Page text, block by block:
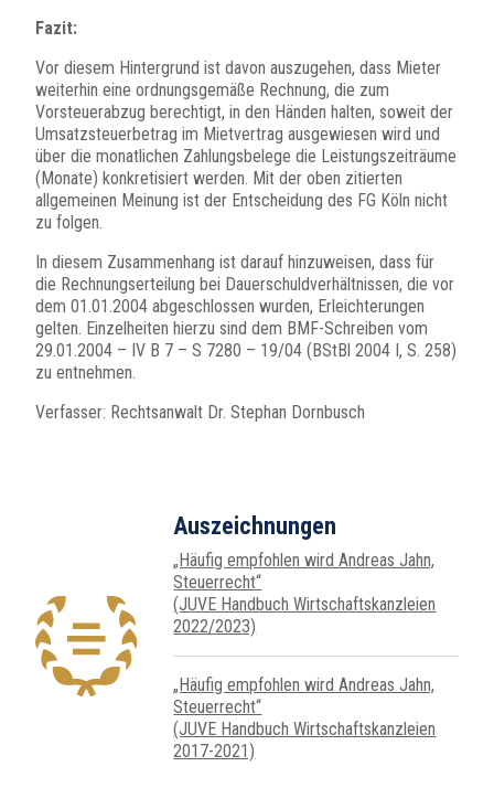
Fazit:
Vor diesem Hintergrund ist davon auszugehen, dass Mieter
weiterhin eine ordnungsgemäße Rechnung, die zum
Vorsteuerabzug berechtigt, in den Händen halten, soweit der
Umsatzsteuerbetrag im Mietvertrag ausgewiesen wird und
über die monatlichen Zahlungsbelege die Leistungszeiträume
(Monate) konkretisiert werden. Mit der oben zitierten
allgemeinen Meinung ist der Entscheidung des FG Köln nicht
zu folgen.
In diesem Zusammenhang ist darauf hinzuweisen, dass für
die Rechnungserteilung bei Dauerschuldverhältnissen, die vor
dem 01.01.2004 abgeschlossen wurden, Erleichterungen
gelten. Einzelheiten hierzu sind dem BMF-Schreiben vom
29.01.2004 – IV B 7 – S 7280 – 19/04 (BStBl 2004 I, S. 258)
zu entnehmen.
Verfasser: Rechtsanwalt Dr. Stephan Dornbusch
Auszeichnungen
„Häufig empfohlen wird Andreas Jahn,
Steuer­recht“
(JUVE Handbuch Wirtschafts­kanz­leien
2022/2023)
„Häufig empfohlen wird Andreas Jahn,
Steuer­recht“
(JUVE Handbuch Wirtschafts­kanz­leien
2017-2021)